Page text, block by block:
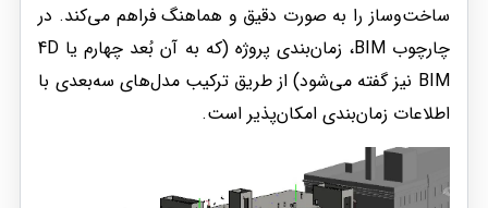
ساخت‌وساز را به صورت دقیق و هماهنگ فراهم می‌کند. در
چارچوب BIM، زمان‌بندی پروژه (که به آن بُعد چهارم یا 4D
BIM نیز گفته می‌شود) از طریق ترکیب مدل‌های سه‌بعدی با
اطلاعات زمان‌بندی امکان‌پذیر است.